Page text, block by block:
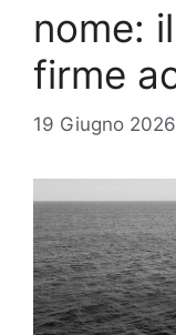
nome:
firme
19 Giugno 2026